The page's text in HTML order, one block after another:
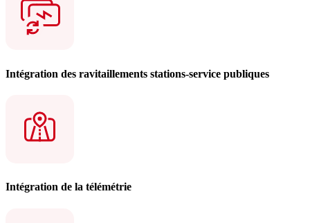
Intégration des ravitaillements stations-service publiques
Intégration de la télémétrie